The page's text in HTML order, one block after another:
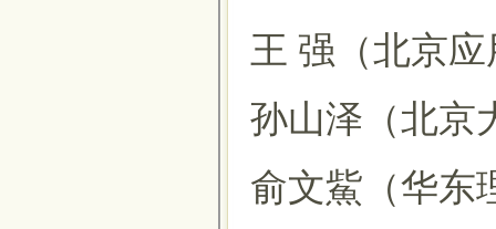
王 强（北京
孙山泽（北京
俞文鮆（华东